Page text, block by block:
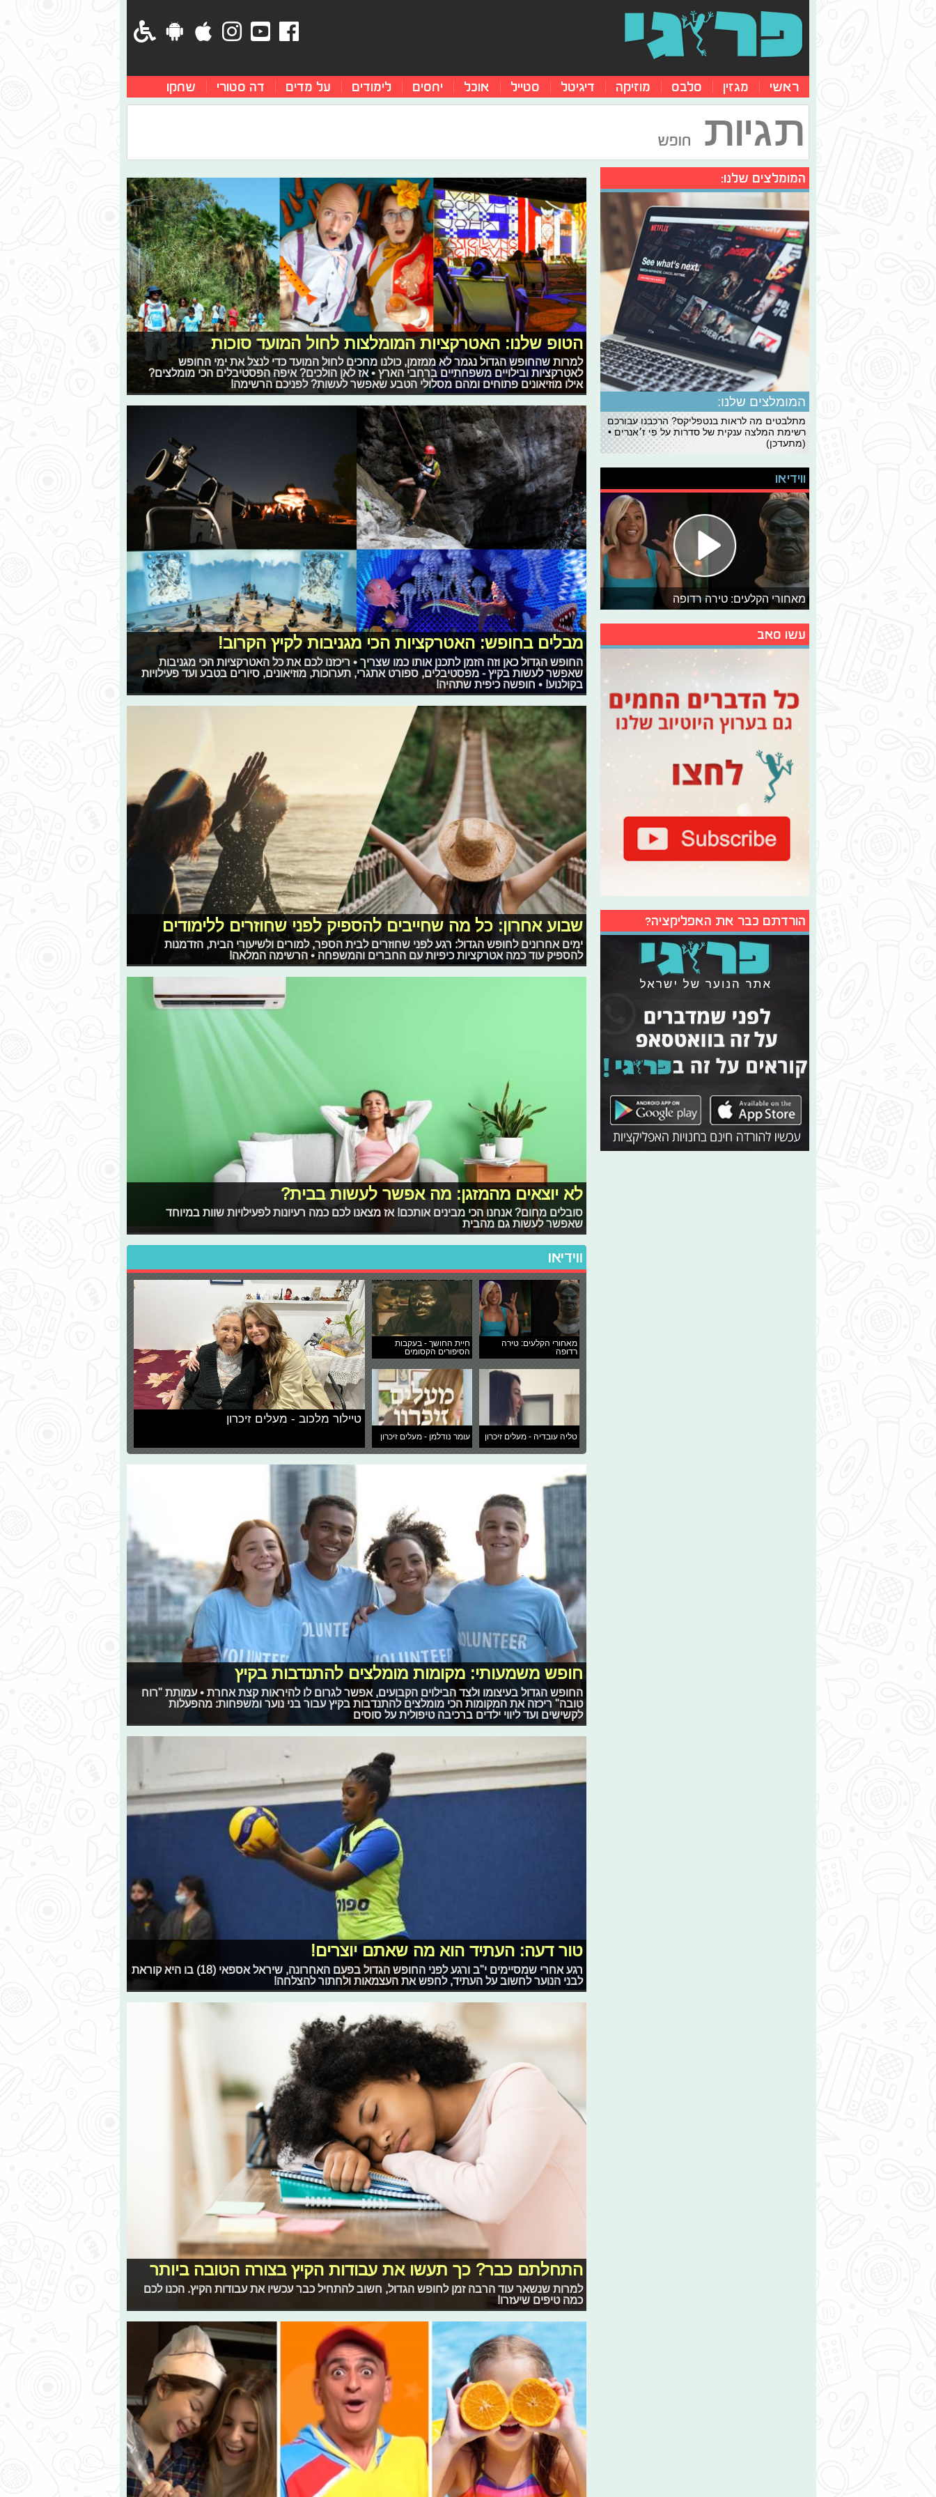
ראשי מגזין סלבס מוזיקה דיגיטל סטייל אוכל יחסים לימודים על מדים דה סטורי שחקו
תגיות חופש
הטופ שלנו: האטרקציות המומלצות לחול המועד סוכות
למרות שהחופש הגדול נגמר לא ממזמן, כולנו מחכים לחול המועד כדי לנצל את ימי החופש
לאטרקציות ובילויים משפחתיים ברחבי הארץ • אז לאן הולכים? איפה הפסטיבלים הכי מומלצים?
אילו מוזיאונים פתוחים ומהם מסלולי הטבע שאפשר לעשות? לפניכם הרשימה!
מבלים בחופש: האטרקציות הכי מגניבות לקיץ הקרוב!
החופש הגדול כאן וזה הזמן לתכנן אותו כמו שצריך • ריכזנו לכם את כל האטרקציות הכי מגניבות
שאפשר לעשות בקיץ - מפסטיבלים, ספורט אתגרי, תערוכות, מוזיאונים, סיורים בטבע ועד פעילויות
בקולנוע! • חופשה כיפית שתהיה!
שבוע אחרון: כל מה שחייבים להספיק לפני שחוזרים ללימודים
ימים אחרונים לחופש הגדול: רגע לפני שחוזרים לבית הספר, למורים ולשיעורי הבית, הזדמנות
להספיק עוד כמה אטרקציות כיפיות עם החברים והמשפחה • הרשימה המלאה!
לא יוצאים מהמזגן: מה אפשר לעשות בבית?
סובלים מחום? אנחנו הכי מבינים אותכם! אז מצאנו לכם כמה רעיונות לפעילויות שוות במיוחד
שאפשר לעשות גם מהבית
ווידיאו
מאחורי הקלעים: טירה
רדופה
חיית החושך - בעקבות
הסיפורים הקסומים
טליה עובדיה - מעלים זיכרון עומר נודלמן - מעלים זיכרון
טיילור מלכוב - מעלים זיכרון
חופש משמעותי: מקומות מומלצים להתנדבות בקיץ
החופש הגדול בעיצומו ולצד הבילוים הקבועים, אפשר לגרום לו להיראות קצת אחרת • עמותת "רוח
טובה" ריכזה את המקומות הכי מומלצים להתנדבות בקיץ עבור בני נוער ומשפחות: מהפעלות
לקשישים ועד ליווי ילדים ברכיבה טיפולית על סוסים
טור דעה: העתיד הוא מה שאתם יוצרים!
רגע אחרי שמסיימים י"ב ורגע לפני החופש הגדול בפעם האחרונה, שיראל אספאי (18) בו היא קוראת
לבני הנוער לחשוב על העתיד, לחפש את העצמאות ולחתור להצלחה!
התחלתם כבר? כך תעשו את עבודות הקיץ בצורה הטובה ביותר
למרות שנשאר עוד הרבה זמן לחופש הגדול, חשוב להתחיל כבר עכשיו את עבודות הקיץ. הכנו לכם
כמה טיפים שיעזרו!
המומלצים שלנו:
המומלצים שלנו:
מתלבטים מה לראות בנטפליקס? הרכבנו עבורכם
רשימת המלצה ענקית של סדרות על פי ז׳אנרים •
(מתעדכן)
ווידיאו
מאחורי הקלעים: טירה רדופה
עשו סאב
הורדתם כבר את האפליקציה?